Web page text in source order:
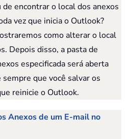
de encontrar o local dos anexos
vez que inicia o Outlook?
como alterar o local
Depois disso, a pasta de
especificada será aberta
que você salvar os
reinicie o Outlook.
Anexos de um E-mail no